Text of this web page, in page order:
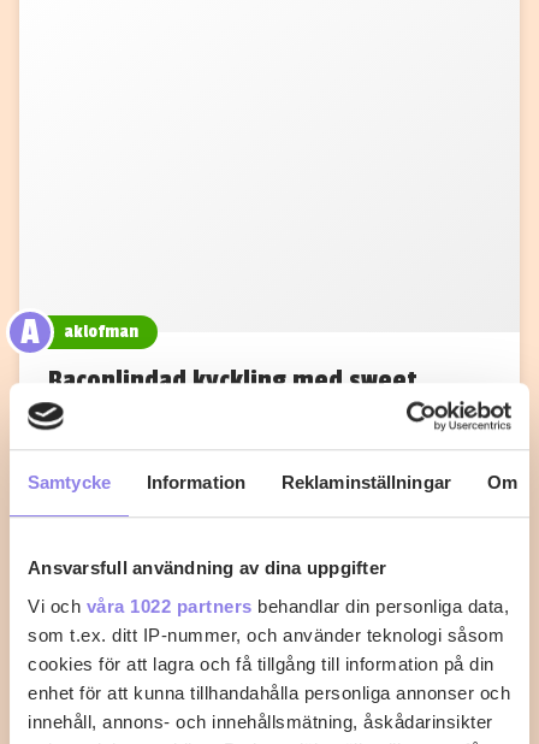
Samtycke Information Reklaminställningar Om
Ansvarsfull användning av dina uppgifter
Vi och våra 1022 partners behandlar din personliga data,
som t.ex. ditt IP-nummer, och använder teknologi såsom
cookies för att lagra och få tillgång till information på din
enhet för att kunna tillhandahålla personliga annonser och
innehåll, annons- och innehållsmätning, åskådarinsikter
A aklofman
Baconlindad kyckling med sweet
chilisås
Sätt ugnen på 225°C. Salta och peppra
kycklingfiléerna lite grand och vira sedan baconskivor